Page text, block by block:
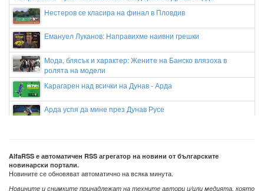
Нестеров се класира на финал в Пловдив
Емануел Луканов: Направихме наивни грешки
Мода, блясък и характер: Жените на Банско влязоха в
ролята на модели
Карагарен над всички на Дунав - Арда
Арда успя да мине през Дунав Русе
AlfaRSS е автоматичен RSS агрегатор на новини от българските
новинарски портали.
Новините се обновяват автоматично на всяка минута.
Новините и снимките принадлежат на техните автори и/или медията, която